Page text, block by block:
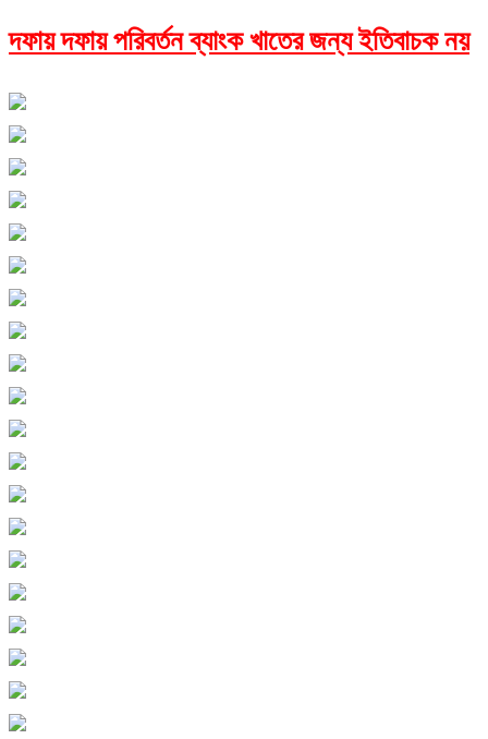
দফায় দফায় পরিবর্তন ব্যাংক খাতের জন্য ইতিবাচক নয়